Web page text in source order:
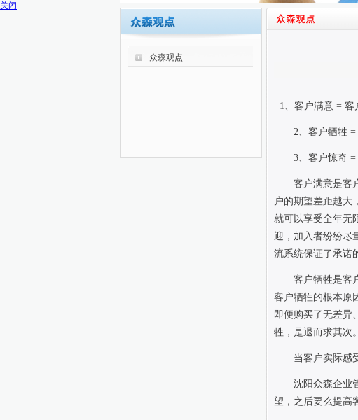
众森观点
1 、客户满意 = 客
2 、客户牺牲 =
3 、客户惊奇 =
客户满意是客
户的期望差距越大
就可以享受全年无
迎，加入者纷纷尽
流系统保证了承诺
客户牺牲是客
客户牺牲的根本原
即便购买了无差异
牲，是退而求其次。
当客户实际感
沈阳众森企业
望，之后要么提高
关闭